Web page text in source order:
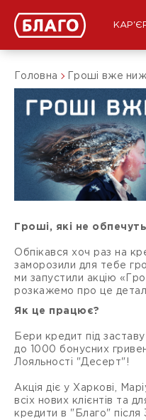
Головна Гроші вже
Гроші, які не
Обпікався хоч раз на
заморозили для тебе
ми запустили акцію
розкажемо про це
Як це працює?
Бери кредит під
до 1000 бонусних
Лояльності "Десерт"!
Акція діє у Харкові,
всіх нових клієнтів та
кредити в "Благо" після